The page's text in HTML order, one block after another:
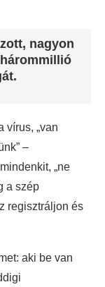
nagyon
vírus, „van
–
„ne
a szép
regisztráljon és
aki be van